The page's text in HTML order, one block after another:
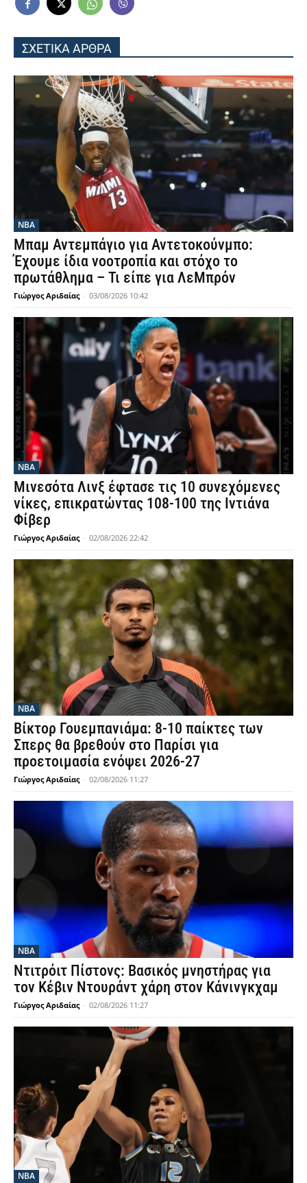
ΣΧΕΤΙΚΑ ΑΡΘΡΑ
NBA
Μπαμ Αντεμπάγιο για Αντετοκούνμπο:
Έχουμε ίδια νοοτροπία και στόχο το
πρωτάθλημα – Τι είπε για ΛεΜπρόν
Γιώργος Αριδαίας - 03/08/2026 10:42
NBA
Μινεσότα Λινξ έφτασε τις 10 συνεχόμενες
νίκες, επικρατώντας 108-100 της Ιντιάνα
Φίβερ
Γιώργος Αριδαίας - 02/08/2026 22:42
NBA
Βίκτορ Γουεμπανιάμα: 8-10 παίκτες των
Σπερς θα βρεθούν στο Παρίσι για
προετοιμασία ενόψει 2026-27
Γιώργος Αριδαίας - 02/08/2026 11:27
NBA
Ντιτρόιτ Πίστονς: Βασικός μνηστήρας για
τον Κέβιν Ντουράντ χάρη στον Κάνινγκχαμ
Γιώργος Αριδαίας - 02/08/2026 11:27
NBA